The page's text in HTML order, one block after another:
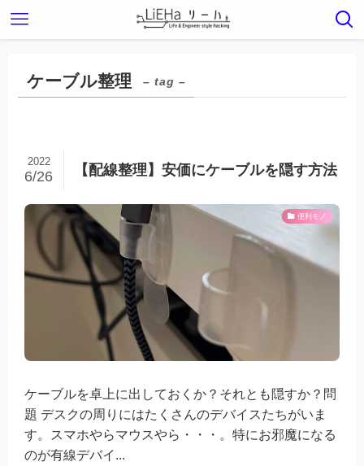
ケーブル整理 – tag –
【配線整理】安価にケーブルを隠す方法
2022
6/26
便利モノ
ケーブルを卓上に出しておくか？それとも隠すか？問
題 デスクの周りにはたくさんのデバイスたちがいま
す。スマホやらマウスやら・・・。特にお邪魔になる
のが有線デバイ...